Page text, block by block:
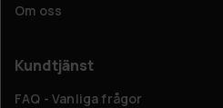
Om oss
Kundtjänst
FAQ - Vanliga frågor